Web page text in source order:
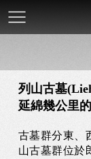
列山古墓
延綿幾公里
古墓群分東、
山古墓群位於